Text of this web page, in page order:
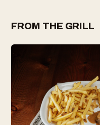
FROM THE GRILL